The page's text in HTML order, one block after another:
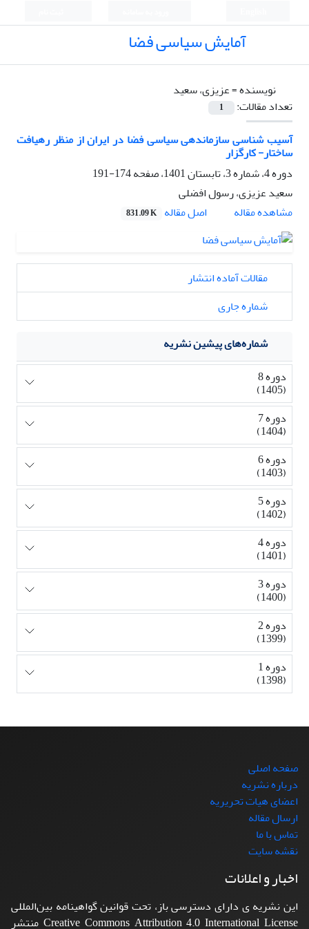
آمایش سیاسی فضا
نویسنده =عزیزی، سعید
تعداد مقالات:
1
آسیب شناسی سازماندهی سیاسی فضا در ایران از منظر رهیافت
ساختار- کارگزار
دوره 4، شماره 3، تابستان 1401، صفحه
174-191
سعید عزیزی، رسول افضلی
مشاهده مقاله
اصل مقاله 831.09 K
مقالات آماده انتشار
شماره جاری
شماره‌های پیشین نشریه
دوره 8
(1405)
دوره 7
(1404)
دوره 6
(1403)
دوره 5
(1402)
دوره 4
(1401)
دوره 3
(1400)
دوره 2
(1399)
دوره 1
(1398)
صفحه اصلی
درباره نشریه
اعضای هیات تحریریه
ارسال مقاله
تماس با ما
نقشه سایت
اخبار و اعلانات
این نشریه ی دارای دسترسی باز، تحت قوانین گواهینامه بین‌المللی
Creative Commons Attribution 4.0 International License منتشر